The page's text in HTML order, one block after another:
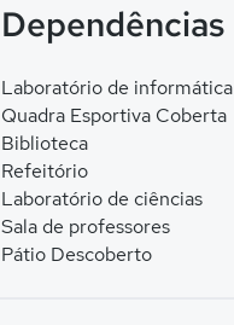
Dependências
Laboratório de informática
Quadra Esportiva Coberta
Biblioteca
Refeitório
Laboratório de ciências
Sala de professores
Pátio Descoberto